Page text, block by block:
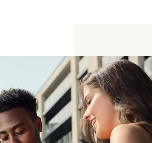
Coach client tablet